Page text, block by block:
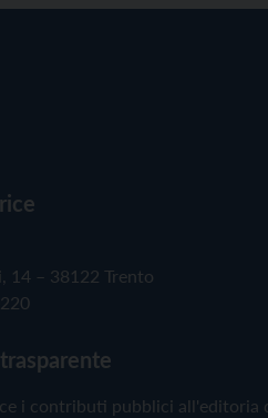
14 – 38122 Trento
i contributi pubblici all'editoria